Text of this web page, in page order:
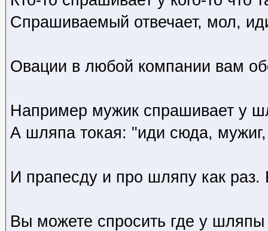
Спрашиваемый отвечает, мол,
Овации в любой компании вам
Например мужик спрашивает у
А шляпа токая: "иди сюда,
И прапесду и про шляпу как раз.
Вы можете спросить где у